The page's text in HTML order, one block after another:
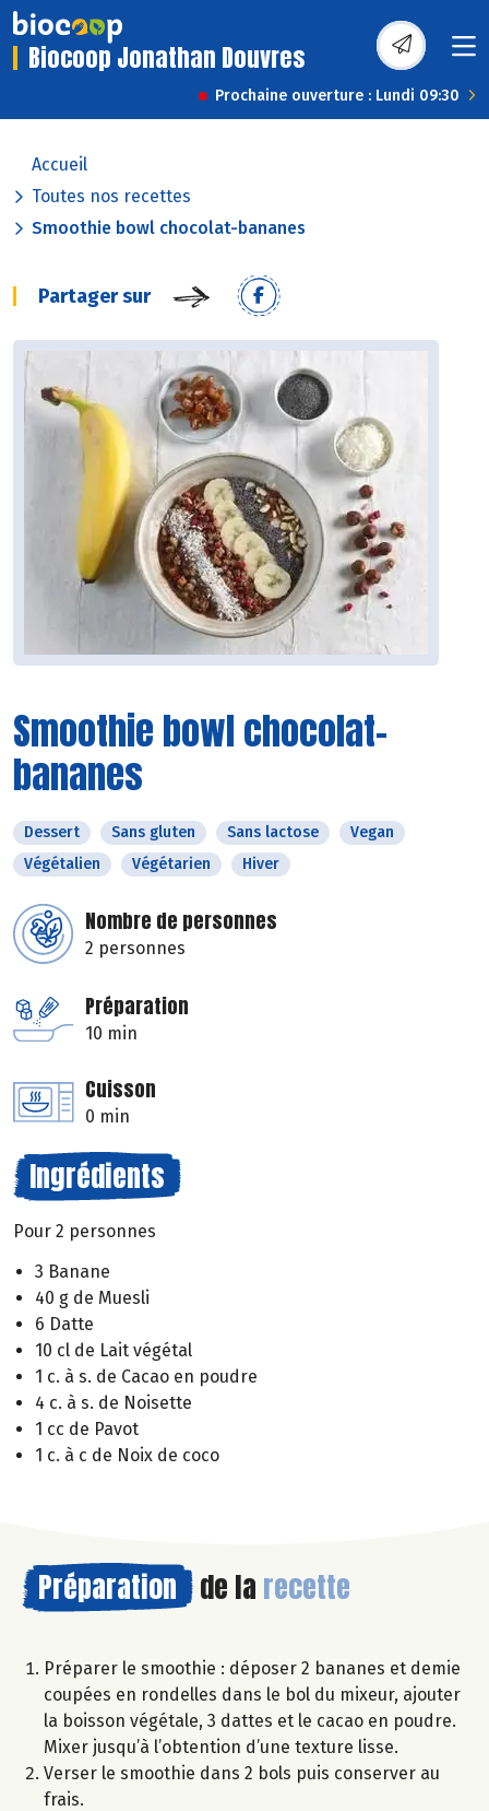
Biocoop Jonathan Douvres
Prochaine ouverture : Lundi 09:30
Accueil
Toutes nos recettes
Smoothie bowl chocolat-bananes
Partager sur
Smoothie bowl chocolat-
bananes
Dessert Sans gluten Sans lactose
Vegan
Végétalien
Végétarien Hiver
Nombre de personnes
2 personnes
Préparation
10 min
Cuisson
0 min
Ingrédients
Pour 2 personnes
3 Banane
40 g de Muesli
6 Datte
10 cl de Lait végétal
1 c. à s. de Cacao en poudre
4 c. à s. de Noisette
1 cc de Pavot
1 c. à c de Noix de coco
Préparation de la recette
Préparer le smoothie : déposer 2 bananes et demie
coupées en rondelles dans le bol du mixeur, ajouter
la boisson végétale, 3 dattes et le cacao en poudre.
Mixer jusqu’à l’obtention d’une texture lisse.
Verser le smoothie dans 2 bols puis conserver au
frais.